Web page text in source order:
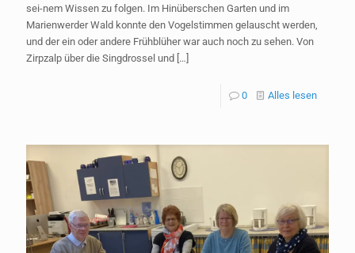
sei-nem Wissen zu folgen. Im Hinüberschen Garten und im
Marienwerder Wald konnte den Vogelstimmen gelauscht werden,
und der ein oder andere Frühblüher war auch noch zu sehen. Von
Zirpzalp über die Singdrossel und […]
0 Alles lesen